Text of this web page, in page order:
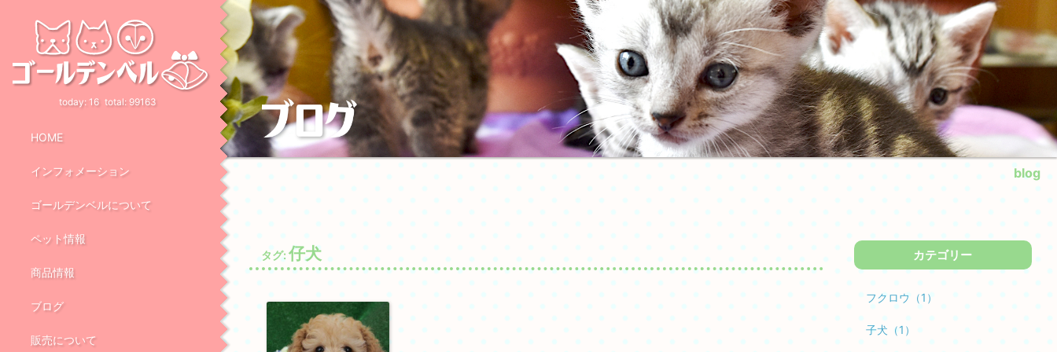
HOME
インフォメーション
ゴールデンベルについて
ペット情報
商品情報
ブログ
販売について
today: 16 total: 99163
blog
タグ:仔犬 カテゴリー
フクロウ（1）
子犬（1）